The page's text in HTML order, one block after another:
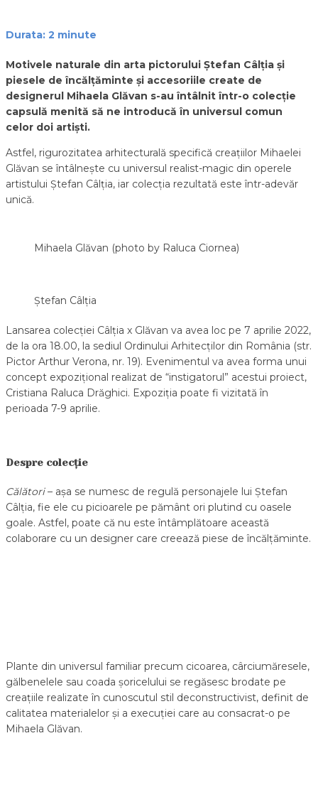
Durata: 2 minute
Motivele naturale din arta pictorului Ștefan Câlția și
piesele de încălțăminte și accesoriile create de
designerul Mihaela Glăvan s-au întâlnit într-o colecție
capsulă menită să ne introducă în universul comun
celor doi artiști.
Astfel, rigurozitatea arhitecturală specifică creațiilor Mihaelei
Glăvan se întâlnește cu universul realist-magic din operele
artistului Ștefan Câlția, iar colecția rezultată este într-adevăr
unică.
Mihaela Glăvan (photo by Raluca Ciornea)
Ștefan Câlția
Lansarea colecției Câlția x Glăvan va avea loc pe 7 aprilie 2022,
de la ora 18.00, la sediul Ordinului Arhitecților din România (str.
Pictor Arthur Verona, nr. 19). Evenimentul va avea forma unui
concept expozițional realizat de “instigatorul” acestui proiect,
Cristiana Raluca Drăghici. Expoziția poate fi vizitată în
perioada 7-9 aprilie.
Despre colecție
Călători– așa se numesc de regulă personajele lui Ștefan
Câlția, fie ele cu picioarele pe pământ ori plutind cu oasele
goale. Astfel, poate că nu este întâmplătoare această
colaborare cu un designer care creează piese de încălțăminte.
Plante din universul familiar precum cicoarea, cârciumăresele,
gălbenelele sau coada șoricelului se regăsesc brodate pe
creațiile realizate în cunoscutul stil deconstructivist, definit de
calitatea materialelor și a execuției care au consacrat-o pe
Mihaela Glăvan.